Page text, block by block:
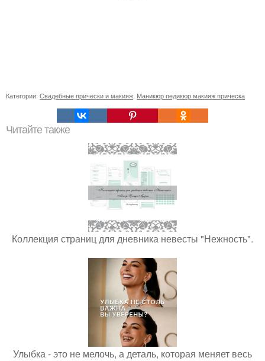
Категории: Свадебные прически и макияж Маникюр педикюр макияж прическа
Читайте также
Коллекция страниц для дневника невесты "Нежность".
Улыбка - это не мелочь, а деталь, которая меняет весь